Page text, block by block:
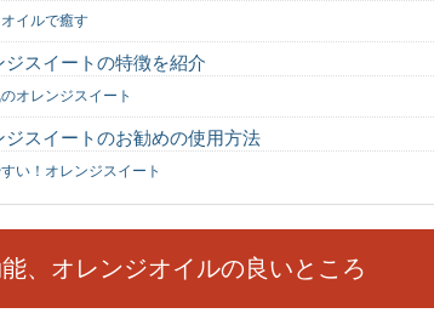
義父の葬儀で忌引き休暇を取る時に日数は？マナ
義父の葬儀で忌引き休暇を取ることになったとき、一体自分は
ができるのかわからないこ...
155センチの体重の理想とは？女性の平均体重を
155センチの理想的な体重は何キロなのでしょうか？理想的な体
結婚式での心付けの封筒へのお金の入れ方や書き
イルで癒す
スイートの特徴を紹介
オレンジスイート
スイートのお勧めの使用方法
い！オレンジスイート
、オレンジオイルの良いところ